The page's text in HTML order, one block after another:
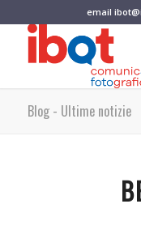
email
Blog - Ultime notizie